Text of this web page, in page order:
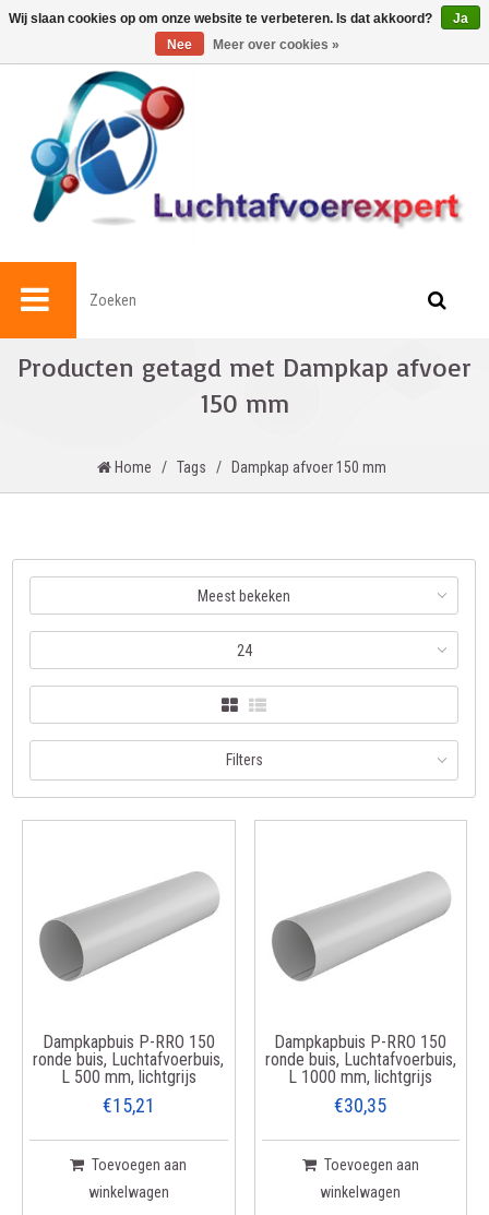
0
Producten getagd met Dampkap afvoer
150 mm
Home / Tags / Dampkap afvoer 150 mm
Meest bekeken
24
Filters
Dampkapbuis P-RRO 150
ronde buis, Luchtafvoerbuis,
L 500 mm, lichtgrijs
€15,21
Toevoegen aan
winkelwagen
Dampkapbuis P-RRO 150
ronde buis, Luchtafvoerbuis,
L 1000 mm, lichtgrijs
€30,35
Toevoegen aan
winkelwagen
Wij slaan cookies op om onze website te verbeteren. Is dat akkoord?
Ja
Nee
Meer over cookies »